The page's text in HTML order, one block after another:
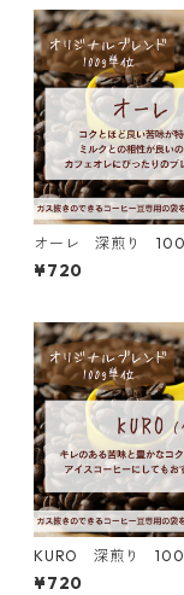
オーレ 深煎り
¥720
KURO 深煎り
¥720